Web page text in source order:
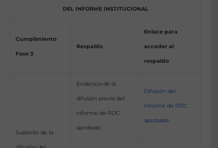
DEL INFORME INSTITUCIONAL
Cumplimiento
Fase 3
Respaldo
Enlace para
acceder al
respaldo
Sustento de la
Evidencia de la
difusión previa del
informe de RDC
aprobado
Difusión del
informe de RDC
aprobado